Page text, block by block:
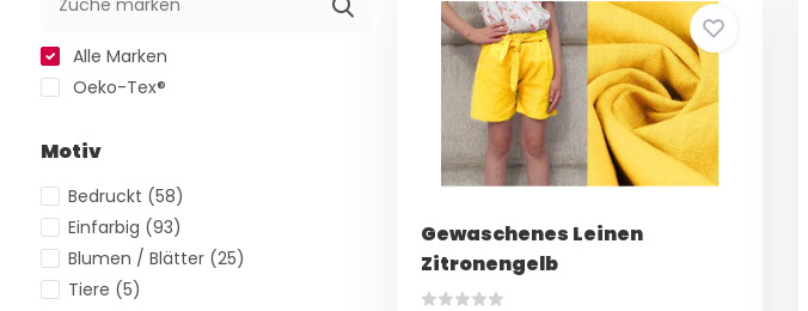
Alle Marken
Oeko-Tex®
Motiv
Bedruckt (58)
Einfarbig (93)
Blumen / Blätter (25)
Tiere (5)
Gewaschenes Leinen
Zitronengelb